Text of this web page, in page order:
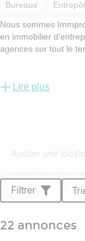
Bureaux
Nous sommes
en immobilier
agences sur tout le
marchés servent au
locative. Cette
typologie ou leur
Nos six
Services/nous
Améliorez
Lire plus
Filtrer
22 annonces